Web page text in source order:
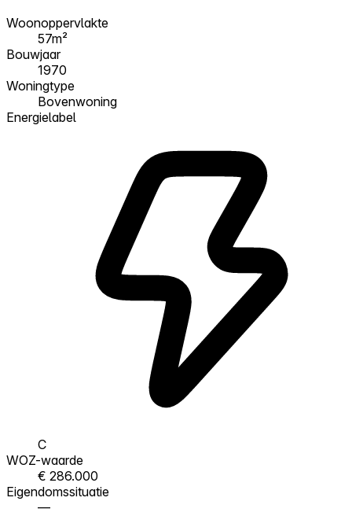
Woonoppervlakte
57m²
Bouwjaar
1970
Woningtype
Bovenwoning
Energielabel
C
WOZ-waarde
€ 286.000
Eigendomssituatie
—